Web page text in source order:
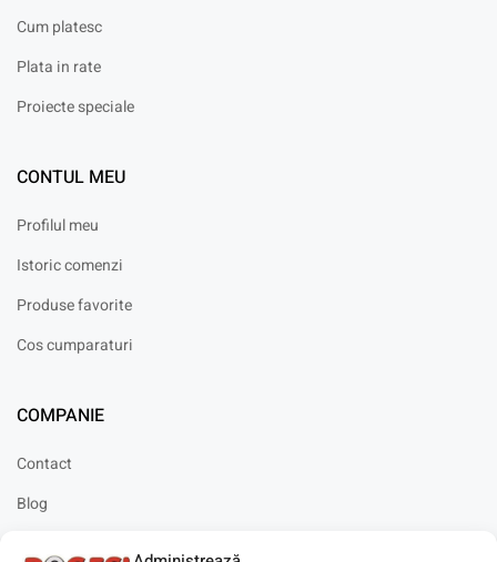
Cum platesc
Plata in rate
Proiecte speciale
CONTUL MEU
Profilul meu
Istoric comenzi
Produse favorite
Cos cumparaturi
COMPANIE
Contact
Blog